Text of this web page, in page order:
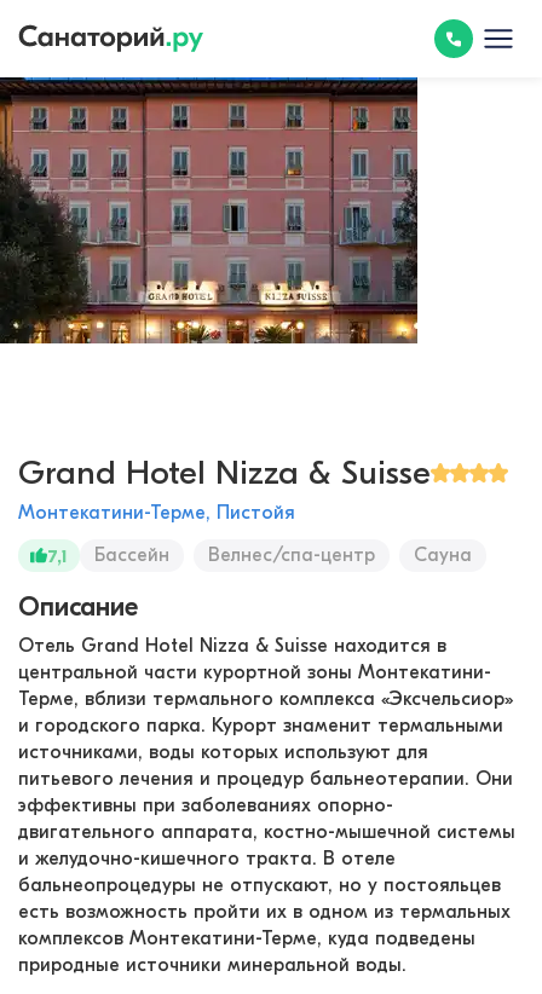
Grand Hotel Nizza & Suisse
Монтекатини-Терме, Пистойя
7,1
Бассейн Велнес/спа-центр Сауна
Описание
Отель Grand Hotel Nizza & Suisse находится в
центральной части курортной зоны Монтекатини-
Терме, вблизи термального комплекса «Эксчельсиор»
и городского парка. Курорт знаменит термальными
источниками, воды которых используют для
питьевого лечения и процедур бальнеотерапии. Они
эффективны при заболеваниях опорно-
двигательного аппарата, костно-мышечной системы
и желудочно-кишечного тракта. В отеле
бальнеопроцедуры не отпускают, но у постояльцев
есть возможность пройти их в одном из термальных
комплексов Монтекатини-Терме, куда подведены
природные источники минеральной воды.